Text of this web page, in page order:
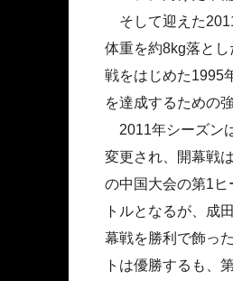
そして迎えた
体重を約8kg落と
戦をはじめた1995
を達成するための
2011年シーズン
変更され、開幕戦
の中国大会の第1
トルとなるが、成
幕戦を勝利で飾っ
トは優勝するも、